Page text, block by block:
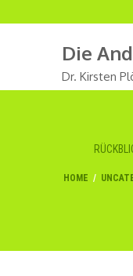
Die
Dr. Kirsten
HOME /